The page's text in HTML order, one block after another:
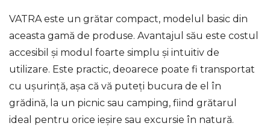
VATRA este un grătar compact, modelul basic din
aceasta gamă de produse. Avantajul său este costul
accesibil și modul foarte simplu și intuitiv de
utilizare. Este practic, deoarece poate fi transportat
cu ușurință, așa că vă puteți bucura de el în
grădină, la un picnic sau camping, fiind grătarul
ideal pentru orice ieșire sau excursie în natură.